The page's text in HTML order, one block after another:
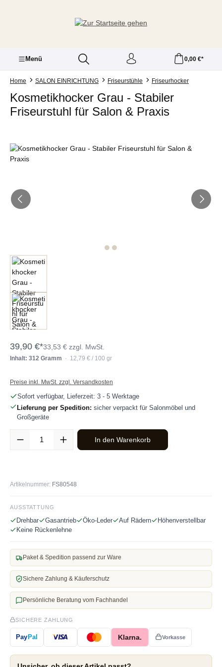
Menü 0,00 €*
Home SALON EINRICHTUNG Friseurstühle Friseurhocker
Kosmetikhocker Grau - Stabiler
Friseurstuhl für Salon & Praxis
Bildergalerie überspringen
39,90 €*33,53 € zzgl. MwSt.
Inhalt: 312 Gramm · 12,79 € / 100 gr
Preise inkl. MwSt. zzgl. Versandkosten
Sofort verfügbar, Lieferzeit: 3 - 5 Werktage
Lieferung per Spedition: sicher verpackt für Salonmöbel und
Großgeräte
Produkt Anzahl: Gib den gewünschten Wert ein oder benutze die
In den Warenkorb
Artikelnummer: FS80548
AUSSTATTUNG
Drehbar Gasantrieb Öko-Leder Auf Rädern
Höhenverstellbar
Keine Rückenlehne
Paket & Spedition passend zur Ware
Sichere Zahlung & Käuferschutz
Persönliche Beratung vom Fachhandel
SICHERE ZAHLUNG
PayPal Klarna. Vorkasse